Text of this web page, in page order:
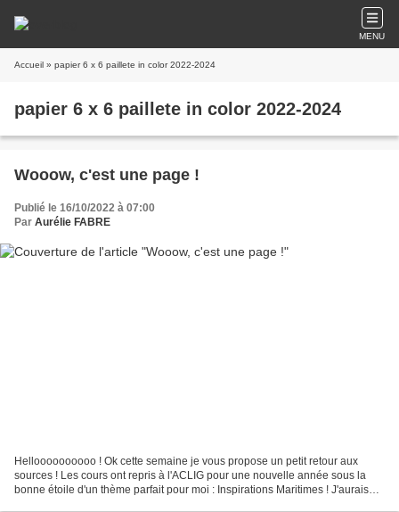
MENU
Accueil » papier 6 x 6 paillete in color 2022-2024
papier 6 x 6 paillete in color 2022-2024
Wooow, c'est une page !
Publié le 16/10/2022 à 07:00
Par Aurélie FABRE
Helloooooooooo ! Ok cette semaine je vous propose un petit retour aux
sources ! Les cours ont repris à l'ACLIG pour une nouvelle année sous la
bonne étoile d'un thème parfait pour moi : Inspirations Maritimes ! J'aurais